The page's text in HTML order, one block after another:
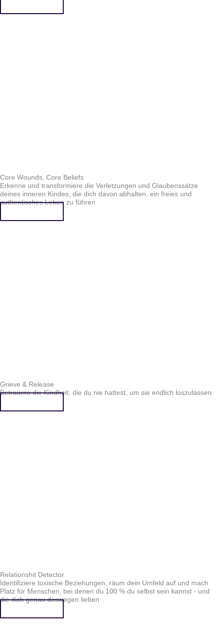
Core Wounds, Core Beliefs
Erkenne und transformiere die Verletzungen und Glaubenssätze
deines inneren Kindes, die dich davon abhalten, ein freies und
authentisches Leben zu führen
Grieve & Release
Betrauere die Kindheit, die du nie hattest, um sie endlich loszulassen
Relationshit Detector
Identifiziere toxische Beziehungen, räum dein Umfeld auf und mach
Platz für Menschen, bei denen du 100 % du selbst sein kannst - und
die dich genau deswegen lieben